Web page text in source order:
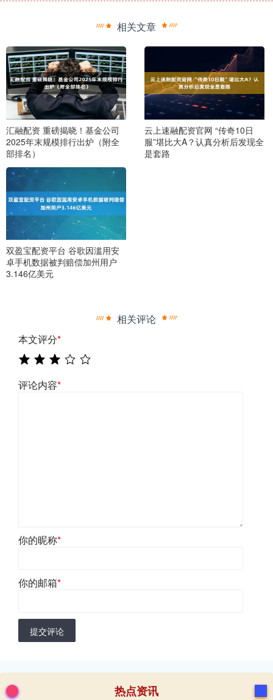
相关文章
汇融配资 重磅揭晓！基金公司
2025年末规模排行出炉（附全
部排名）
云上速融配资官网 “传奇10日
服”堪比大A？认真分析后发现全
是套路
双盈宝配资平台 谷歌因滥用安
卓手机数据被判赔偿加州用户
3.146亿美元
相关评论
本文评分*
评论内容*
你的昵称*
你的邮箱*
提交评论
热点资讯